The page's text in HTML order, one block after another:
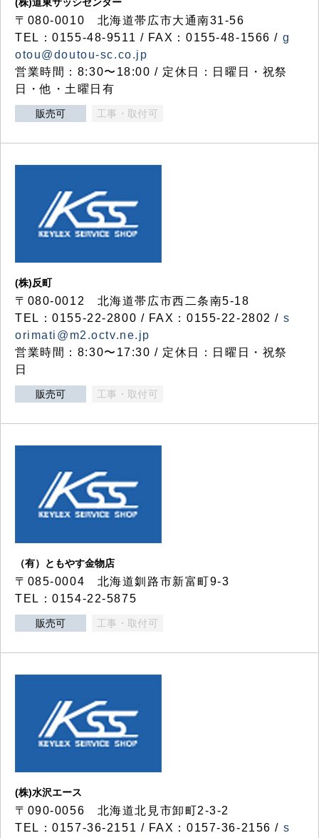
〒080-0010 北海道帯広市大通南31-56
TEL：0155-48-9511 / FAX：0155-48-1566 / g
otou@doutou-sc.co.jp
営業時間：8:30〜18:00 / 定休日：日曜日・祝祭
日・他・土曜日有
販売可 工事・取付可
(株)反町
〒080-0012 北海道帯広市西二条南5-18
TEL：0155-22-2800 / FAX：0155-22-2802 / s
orimati@m2.octv.ne.jp
営業時間：8:30〜17:30 / 定休日：日曜日・祝祭
日
販売可 工事・取付可
（有）ともやす金物店
〒085-0004 北海道釧路市新富町9-3
TEL：0154-22-5875
販売可 工事・取付可
(株)水沢エース
〒090-0056 北海道北見市卸町2-3-2
TEL：0157-36-2151 / FAX：0157-36-2156 / s